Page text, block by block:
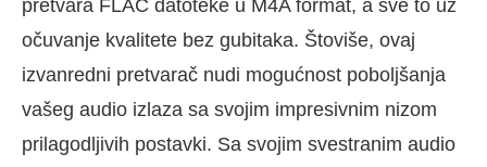
pretvara FLAC datoteke u M4A format, a sve to uz
očuvanje kvalitete bez gubitaka. Štoviše, ovaj
izvanredni pretvarač nudi mogućnost poboljšanja
vašeg audio izlaza sa svojim impresivnim nizom
prilagodljivih postavki. Sa svojim svestranim audio